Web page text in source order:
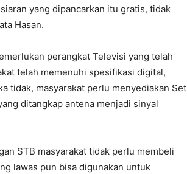
yang dipancarkan itu gratis, tidak
Hasan.
perangkat Televisi yang telah
telah memenuhi spesifikasi digital,
tidak, masyarakat perlu menyediakan Set
ditangkap antena menjadi sinyal
STB masyarakat tidak perlu membeli
lawas pun bisa digunakan untuk